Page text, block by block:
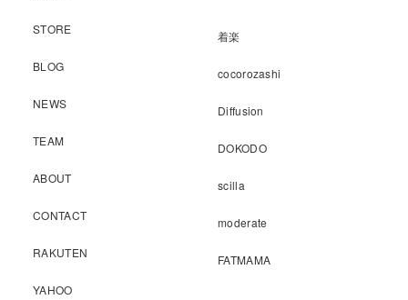
STORE
BLOG
NEWS
TEAM
ABOUT
CONTACT
RAKUTEN
YAHOO
着楽
cocorozashi
Diffusion
DOKODO
scilla
moderate
FATMAMA